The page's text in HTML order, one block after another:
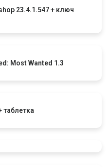
23.4.1.547 + ключ
Most Wanted 1.3
таблетка